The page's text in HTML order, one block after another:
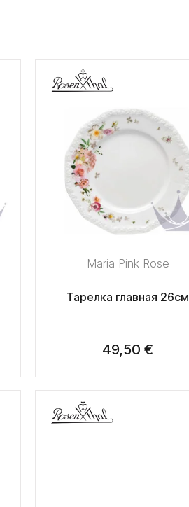
Maria Pink Rose
Тарелка главная 26см
49,50 €